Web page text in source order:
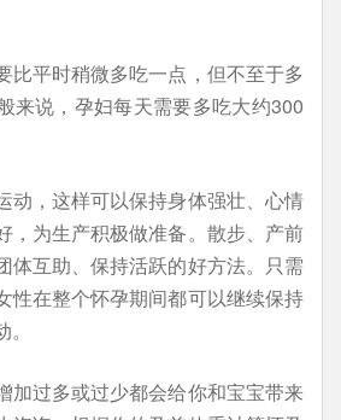
比平时稍微多吃一点，但不至于多
来说，孕妇每天需要多吃大约300
动，这样可以保持身体强壮、心情
，为生产积极做准备。散步、产前
体互助、保持活跃的好方法。只需
性在整个怀孕期间都可以继续保持
加过多或过少都会给你和宝宝带来